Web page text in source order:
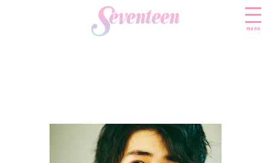
menu
FASHION
ファッションニュース